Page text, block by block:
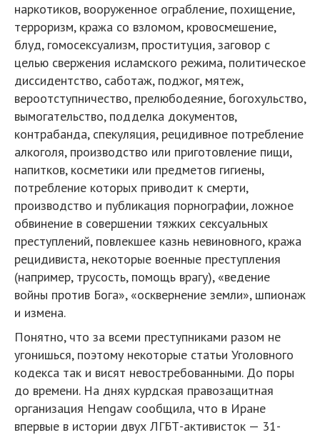
наркотиков, вооруженное ограбление, похищение,
терроризм, кража со взломом, кровосмешение,
блуд, гомосексуализм, проституция, заговор с
целью свержения исламского режима, политическое
диссидентство, саботаж, поджог, мятеж,
вероотступничество, прелюбодеяние, богохульство,
вымогательство, подделка документов,
контрабанда, спекуляция, рецидивное потребление
алкоголя, производство или приготовление пищи,
напитков, косметики или предметов гигиены,
потребление которых приводит к смерти,
производство и публикация порнографии, ложное
обвинение в совершении тяжких сексуальных
преступлений, повлекшее казнь невиновного, кража
рецидивиста, некоторые военные преступления
(например, трусость, помощь врагу), «ведение
войны против Бога», «осквернение земли», шпионаж
и измена.
Понятно, что за всеми преступниками разом не
угонишься, поэтому некоторые статьи Уголовного
кодекса так и висят невостребованными. До поры
до времени. На днях курдская правозащитная
организация Hengaw сообщила, что в Иране
впервые в истории двух ЛГБТ-активисток — 31-